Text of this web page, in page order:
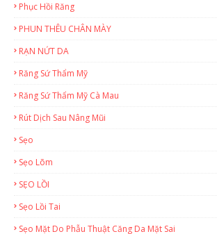
Phục Hồi Răng
PHUN THÊU CHÂN MÀY
RẠN NỨT DA
Răng Sứ Thẩm Mỹ
Răng Sứ Thẩm Mỹ Cà Mau
Rút Dịch Sau Nâng Mũi
Sẹo
Sẹo Lõm
SẸO LỒI
Sẹo Lồi Tai
Sẹo Mặt Do Phẫu Thuật Căng Da Mặt Sai